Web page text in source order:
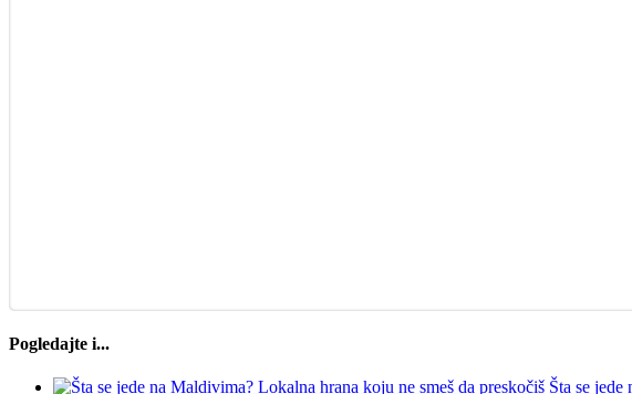
Pogledajte i...
Šta se